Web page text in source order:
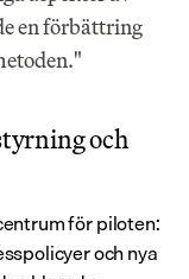
en förbättring
och
för piloten:
och nya